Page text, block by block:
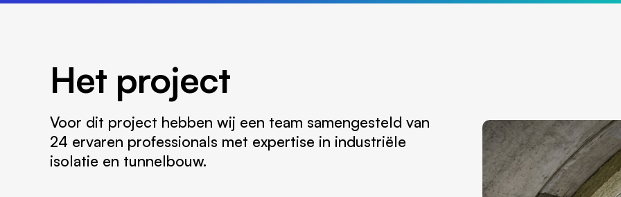
Het project
Voor dit project hebben wij een team samengesteld van
24 ervaren professionals met expertise in industriële
isolatie en tunnelbouw.